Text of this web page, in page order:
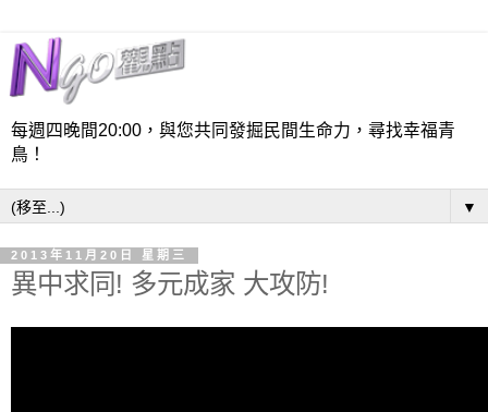
每週四晚間20:00，與您共同發掘民間生命力，尋找幸福青
鳥！
▼
2013年11月20日 星期三
異中求同! 多元成家 大攻防!